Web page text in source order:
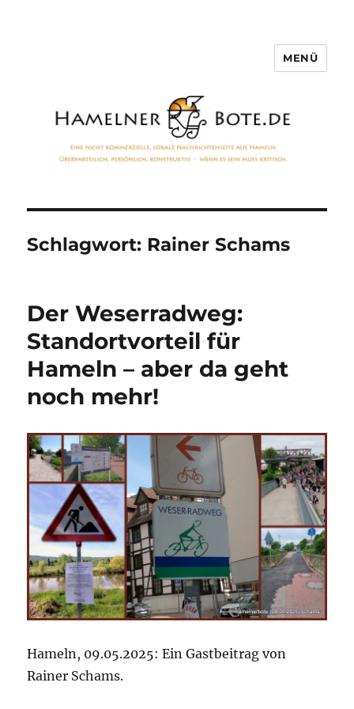
MENÜ
Schlagwort: Rainer Schams
Der Weserradweg:
Standortvorteil für
Hameln – aber da geht
noch mehr!
Hameln, 09.05.2025: Ein Gastbeitrag von
Rainer Schams.